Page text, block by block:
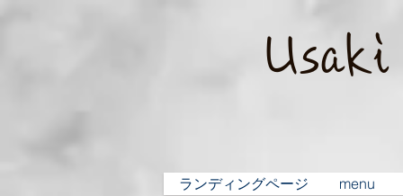
ランディングページ menu